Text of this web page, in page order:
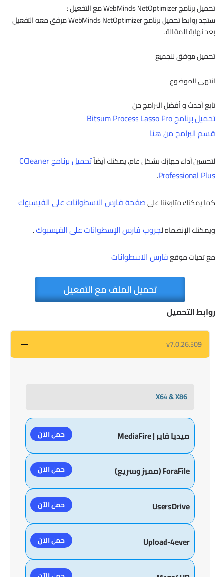
تحميل برنامج WebMinds NetOptimizer مع التفعيل :
ستجد روابط تحميل برنامج WebMinds NetOptimizer مرفق معه التفعيل
بعد نهاية المقالة .
تحميل موفق للجميع
انتهى الموضوع
تابع أحدث و أفضل البرامج من
تحميل برنامج Bitsum Process Lasso Pro
قسم البرامج من هنا
لتحسين أداء جهازك بشكل عام، يمكنك أيضاً
تحميل برنامج CCleaner
Professional Plus
.
كما يمكنك متابعتنا علىصفحة فارس الاسطوانات على الفيسبوك
ويمكنك الإنضمام لجروب فارس الإسطوانات على الفيسبوك.
مع تحيات موقعفارس الاسطوانات
تحميل الملف مع التفعيل
روابط التحميل
v7.0.26.309
X64 & X86
ميديا فاير | MediaFire حمل الآن
ForaFile (مميز وسريع) حمل الآن
UsersDrive حمل الآن
Upload-4ever حمل الآن